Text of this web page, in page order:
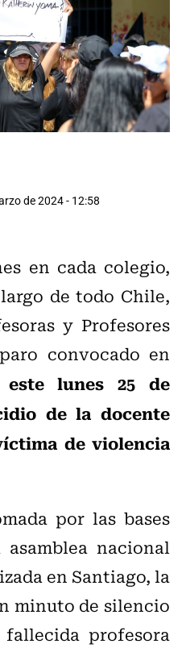
de 2024 - 12:58
en cada colegio,
de todo Chile,
y Profesores
convocado en
lunes 25 de
de la docente
de violencia
por las bases
nacional
en Santiago, la
minuto de silencio
profesora